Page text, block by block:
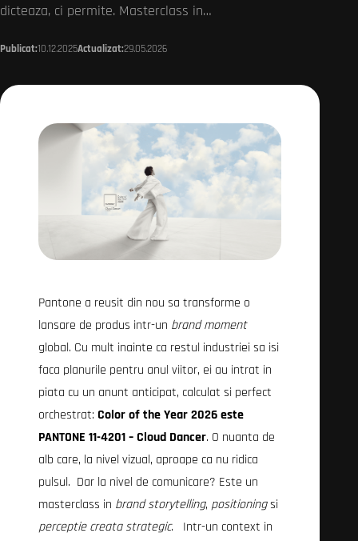
dicteaza, ci permite. Masterclass in…
Publicat:10.12.2025Actualizat:29.05.2026
Pantone a reusit din nou sa transforme o
lansare de produs intr-un brand moment
global. Cu mult inainte ca restul industriei sa isi
faca planurile pentru anul viitor, ei au intrat in
piata cu un anunt anticipat, calculat si perfect
orchestrat: Color of the Year 2026 este
PANTONE 11-4201 – Cloud Dancer. O nuanta de
alb care, la nivel vizual, aproape ca nu ridica
pulsul. Dar la nivel de comunicare? Este un
masterclass in brand storytelling, positioningsi
perceptie creata strategic. Intr-un context in